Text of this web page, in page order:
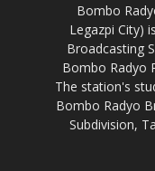
Bombo
Legazpi City)
Broadcasting
Bombo Radyo
The station's
Bombo Radyo
Subdivision,